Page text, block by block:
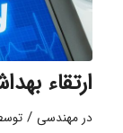
ارتقاء
درمهندسی /